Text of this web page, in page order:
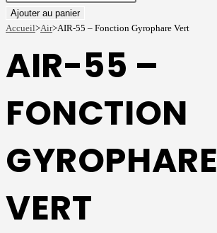
Ajouter au panier
Accueil>Air>AIR-55 – Fonction Gyrophare Vert
AIR-55 –
FONCTION
GYROPHARE
VERT